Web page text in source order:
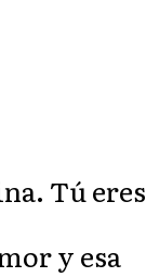
Tú eres
y esa